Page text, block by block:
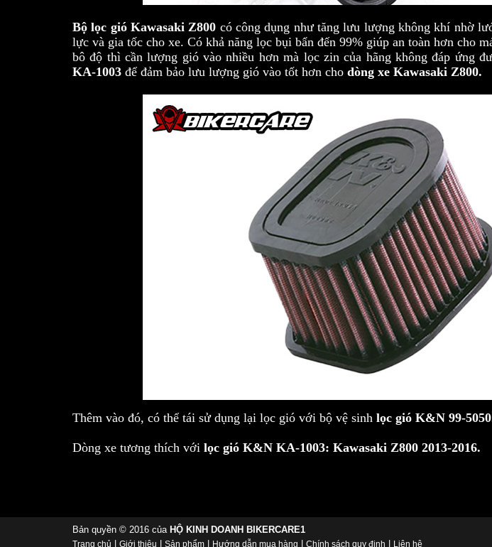
Bộ lọc gió Kawasaki Z800 có công dụng như tăng lưu lượng không khí nhờ
lực và gia tốc cho xe. Có khả năng lọc bụi bẩn đến 99% giúp an toàn hơn cho
bô độ thì cần lượng gió vào nhiều hơn mà lọc zin của hãng không đáp ứng
KA-1003 để đảm bảo lưu lượng gió vào tốt hơn cho dòng xe Kawasaki Z800.
Thêm vào đó, có thể tái sử dụng lại lọc gió với bộ vệ sinh lọc gió K&N 99-
Dòng xe tương thích với lọc gió K&N KA-1003: Kawasaki Z800 2013-2016.
Bản quyền © 2016 của HỘ KINH DOANH BIKERCARE1
Trang chủ Giới thiệu Sản phẩm Hướng dẫn mua hàng Chính sách quy định Liên hệ